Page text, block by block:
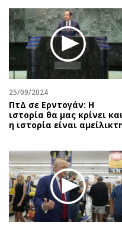
25/09/2024
ΠτΔ σε Ερντογάν: Η
ιστορία θα μας κρίνει
η ιστορία είναι